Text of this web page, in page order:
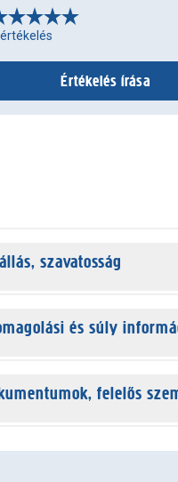
értékelés
Értékelés írása
szavatosság
és súly
felelős